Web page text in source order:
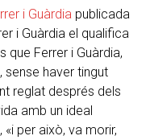
i Guàrdia publicada
i Guàrdia el qualifica
que Ferrer i Guàrdia,
haver tingut
reglat després dels
amb un ideal
per això, va morir,